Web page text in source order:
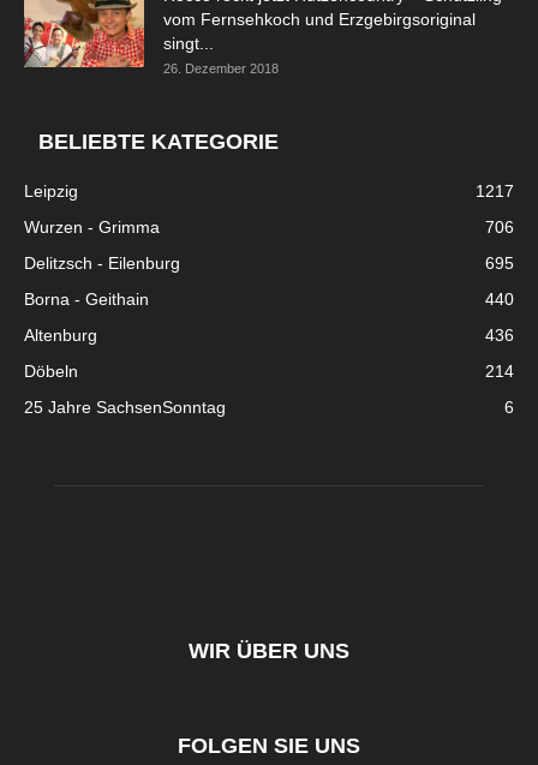
vom Fernsehkoch und Erzgebirgsoriginal
singt...
26. Dezember 2018
BELIEBTE KATEGORIE
Leipzig
1217
Wurzen - Grimma
706
Delitzsch - Eilenburg
695
Borna - Geithain
440
Altenburg
436
Döbeln
214
25 Jahre SachsenSonntag
6
WIR ÜBER UNS
FOLGEN SIE UNS